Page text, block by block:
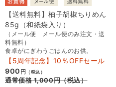
【送料無料】柚子胡椒ちりめん
85g（和紙袋入り）
（メール便 メール便のみ注文・送
料無料）
食卓がにぎわうごはんのお供。
【5周年記念】10％OFFセール
900 円 （税込）
通常価格1,000円（税込）